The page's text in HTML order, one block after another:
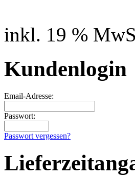
inkl. 19 %
Kundenlogin
Email-Adresse:
Passwort:
Passwort vergessen?